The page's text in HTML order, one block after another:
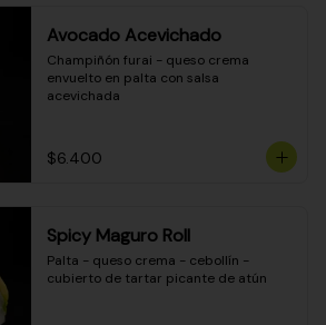
Avocado Acevichado
Champiñón furai - queso crema
envuelto en palta con salsa
acevichada
$6.400
Spicy Maguro Roll
Palta - queso crema - cebollín -
cubierto de tartar picante de atún